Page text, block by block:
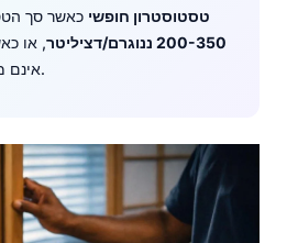
טסטוסטרון חופשי כאשר סך
200-350 ננוגרם/דציליטר
, או
אינם מתאימים לערך הכולל.